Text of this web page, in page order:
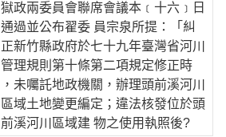
獄政兩委員會聯席會議本﹝十六﹞日
通過並公布翟委 員宗泉所提：「糾
正新竹縣政府於七十九年臺灣省河川
管理規則第十條第二項規定修正時
，未囑託地政機關，辦理頭前溪河川
區域土地變更編定；違法核發位於頭
前溪河川區域建 物之使用執照後?